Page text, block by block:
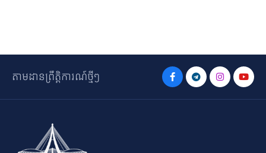
តាមដានព្រឹត្តិការណ៍ថ្មីៗ